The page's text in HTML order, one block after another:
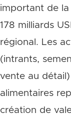
important de la
178 milliards
régional. Les
(intrants,
vente au
alimentaires
création de